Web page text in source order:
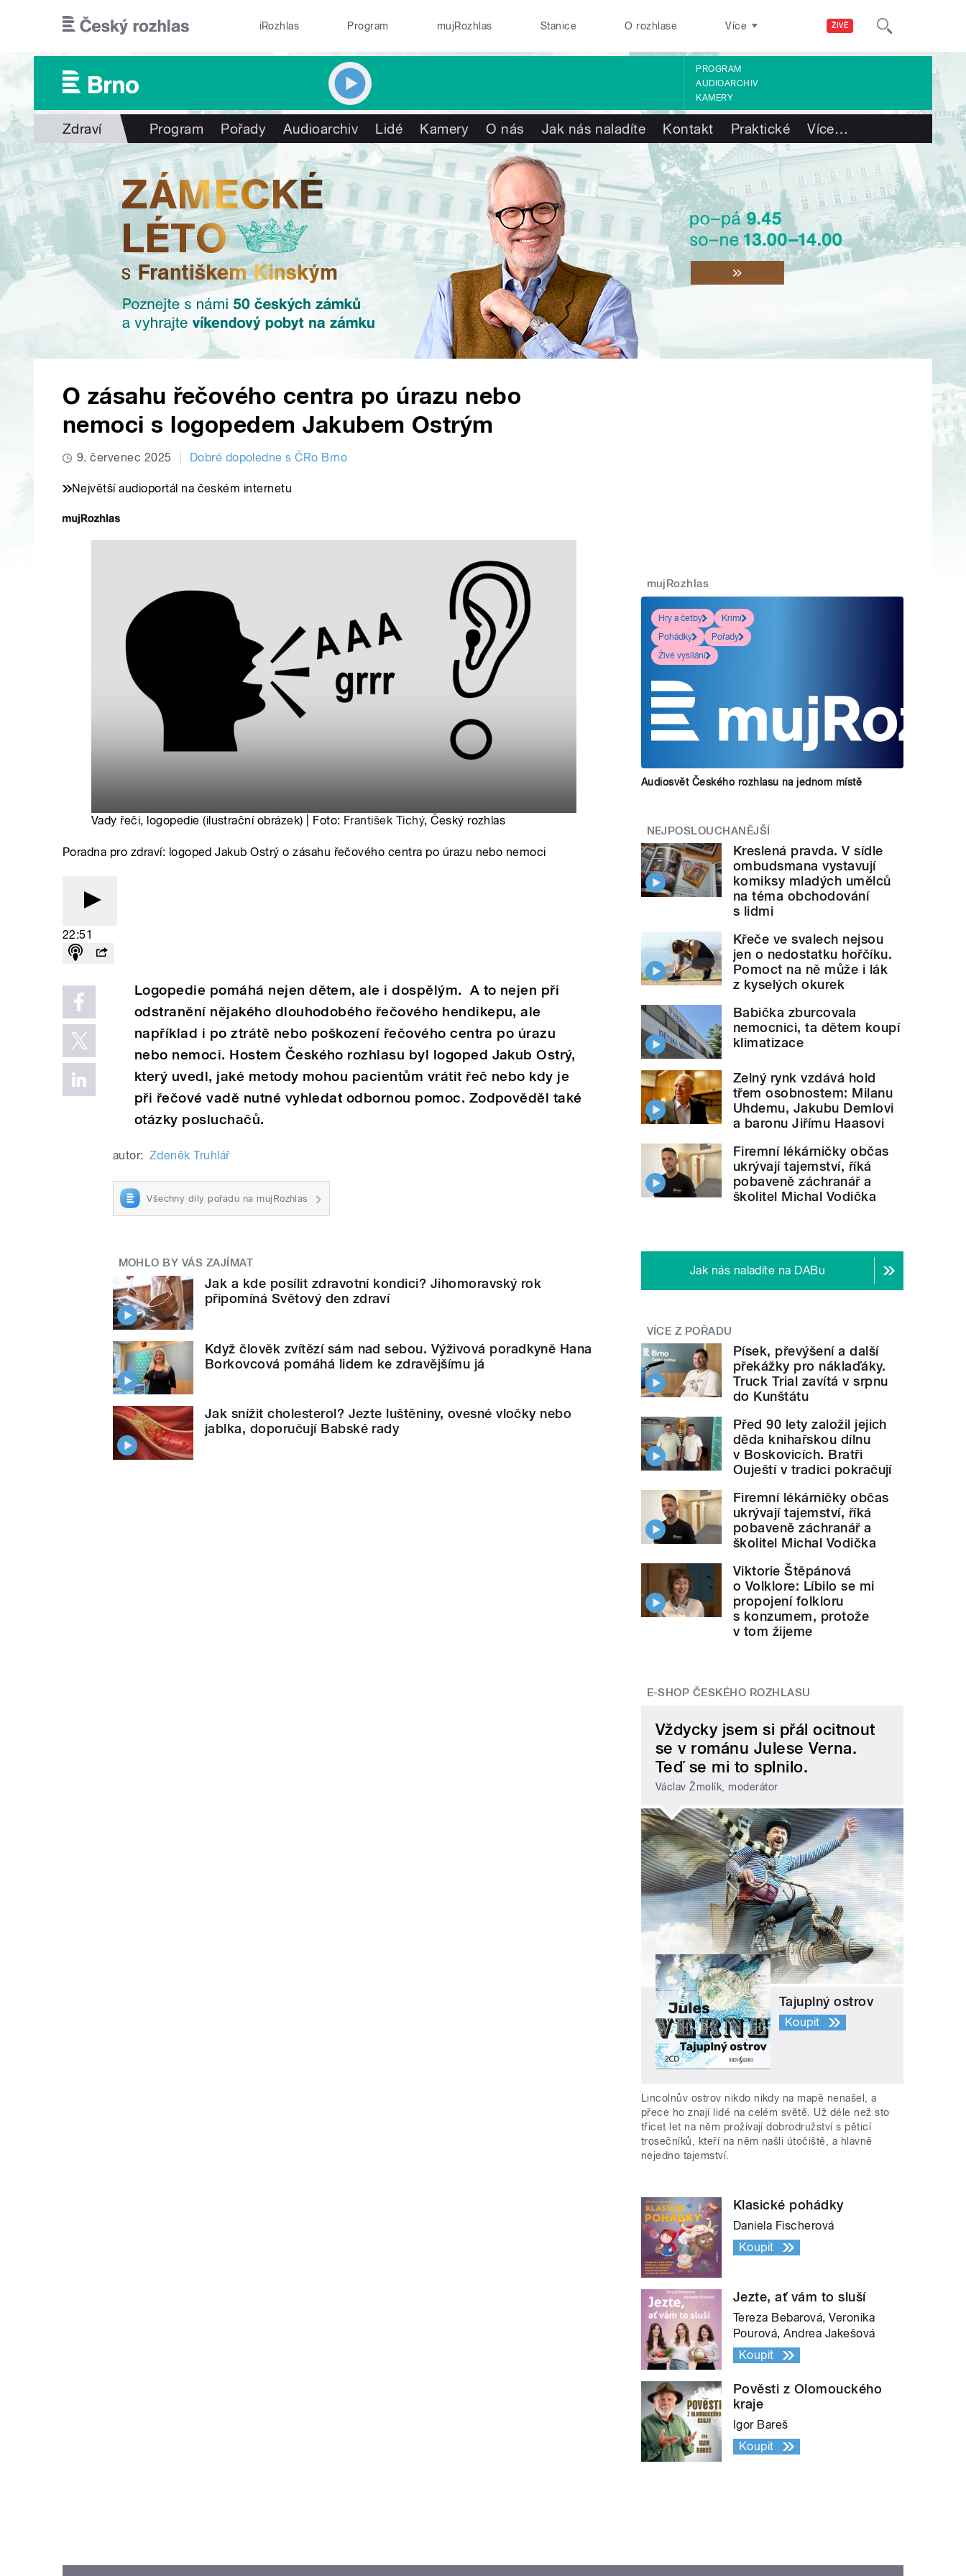
ŽIVĚ
iRozhlas Program mujRozhlas Stanice O rozhlase Více
PROGRAM
AUDIOARCHIV
KAMERY
Zdraví Program Pořady Audioarchiv Lidé Kamery O nás Jak nás naladíte Kontakt Praktické Více…
O zásahu řečového centra po úrazu nebo
nemoci s logopedem Jakubem Ostrým
9. červenec 2025 Dobré dopoledne s ČRo Brno
Největší audioportál na českém internetu
Vady řeči, logopedie (ilustrační obrázek) | Foto: František Tichý, Český rozhlas
Poradna pro zdraví: logoped Jakub Ostrý o zásahu řečového centra po úrazu nebo nemoci
22:51
Logopedie pomáhá nejen dětem, ale i dospělým. A to nejen při
odstranění nějakého dlouhodobého řečového hendikepu, ale
například i po ztrátě nebo poškození řečového centra po úrazu
nebo nemoci. Hostem Českého rozhlasu byl logoped Jakub Ostrý,
který uvedl, jaké metody mohou pacientům vrátit řeč nebo kdy je
při řečové vadě nutné vyhledat odbornou pomoc. Zodpověděl také
otázky posluchačů.
autor: Zdeněk Truhlář
Všechny díly pořadu na mujRozhlas
MOHLO BY VÁS ZAJÍMAT
Jak a kde posílit zdravotní kondici? Jihomoravský rok
připomíná Světový den zdraví
Když člověk zvítězí sám nad sebou. Výživová poradkyně Hana
Borkovcová pomáhá lidem ke zdravějšímu já
Jak snížit cholesterol? Jezte luštěniny, ovesné vločky nebo
jablka, doporučují Babské rady
mujRozhlas
Hry a četby
Krimi
Pohádky
Pořady
Živé vysílání
Audiosvět Českého rozhlasu na jednom místě
NEJPOSLOUCHANĚJŠÍ
Kreslená pravda. V sídle
ombudsmana vystavují
komiksy mladých umělců
na téma obchodování
s lidmi
Křeče ve svalech nejsou
jen o nedostatku hořčíku.
Pomoct na ně může i lák
z kyselých okurek
Babička zburcovala
nemocnici, ta dětem koupí
klimatizace
Zelný rynk vzdává hold
třem osobnostem: Milanu
Uhdemu, Jakubu Demlovi
a baronu Jiřímu Haasovi
Firemní lékárničky občas
ukrývají tajemství, říká
pobaveně záchranář a
školitel Michal Vodička
Jak nás naladíte na DABu
VÍCE Z POŘADU
Písek, převýšení a další
překážky pro náklaďáky.
Truck Trial zavítá v srpnu
do Kunštátu
Před 90 lety založil jejich
děda knihařskou dílnu
v Boskovicích. Bratři
Ouještí v tradici pokračují
Firemní lékárničky občas
ukrývají tajemství, říká
pobaveně záchranář a
školitel Michal Vodička
Viktorie Štěpánová
o Volklore: Líbilo se mi
propojení folkloru
s konzumem, protože
v tom žijeme
E-SHOP ČESKÉHO ROZHLASU
Vždycky jsem si přál ocitnout
se v románu Julese Verna.
Teď se mi to splnilo.
Václav Žmolík, moderátor
Tajuplný ostrov
Koupit
Lincolnův ostrov nikdo nikdy na mapě nenašel, a
přece ho znají lidé na celém světě. Už déle než sto
třicet let na něm prožívají dobrodružství s pěticí
trosečníků, kteří na něm našli útočiště, a hlavně
nejedno tajemství.
Klasické pohádky
Daniela Fischerová
Koupit
Jezte, ať vám to sluší
Tereza Bebarová, Veronika
Pourová, Andrea Jakešová
Koupit
Pověsti z Olomouckého
kraje
Igor Bareš
Koupit